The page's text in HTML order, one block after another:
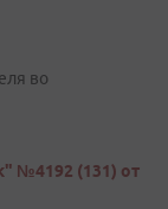
во
№4192 (131) от